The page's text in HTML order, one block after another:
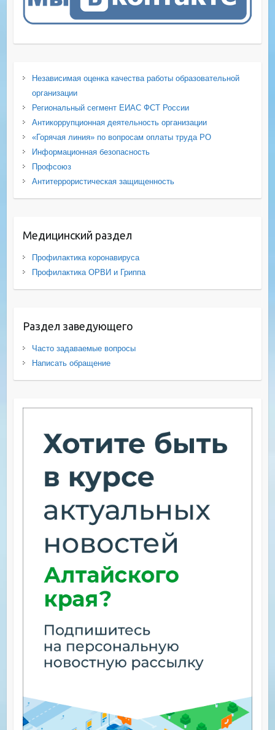
Независимая оценка качества работы образовательной
организации
Региональный сегмент ЕИАС ФСТ России
Антикоррупционная деятельность организации
«Горячая линия» по вопросам оплаты труда РО
Информационная безопасность
Профсоюз
Антитеррористическая защищенность
Медицинский раздел
Профилактика коронавируса
Профилактика ОРВИ и Гриппа
Раздел заведующего
Часто задаваемые вопросы
Написать обращение